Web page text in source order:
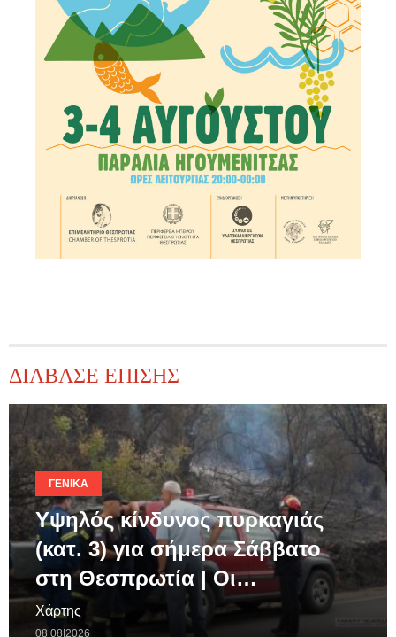
ΔΙΑΒΑΣΕ ΕΠΙΣΗΣ
ΓΕΝΙΚΆ
Υψηλός κίνδυνος πυρκαγιάς
(κατ. 3) για σήμερα Σάββατο
στη Θεσπρωτία | Οι…
Χάρτης
08|08|2026